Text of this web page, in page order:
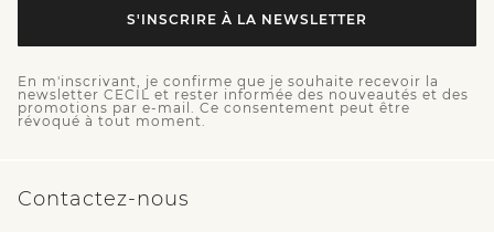
S'INSCRIRE À LA NEWSLETTER
En m'inscrivant, je confirme que je souhaite recevoir la
newsletter CECIL et rester informée des nouveautés et des
promotions par e-mail. Ce consentement peut être
révoqué à tout moment.
Contactez-nous